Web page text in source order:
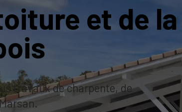
et de la
travaux de charpente, de